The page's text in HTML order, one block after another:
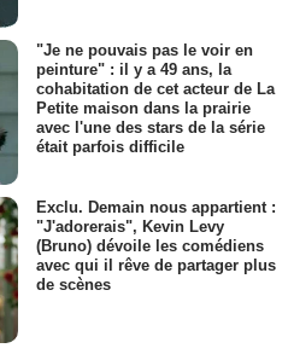
"Je ne pouvais pas le voir en
peinture" : il y a 49 ans, la
cohabitation de cet acteur de La
Petite maison dans la prairie
avec l'une des stars de la série
était parfois difficile
Exclu. Demain nous appartient :
"J'adorerais", Kevin Levy
(Bruno) dévoile les comédiens
avec qui il rêve de partager plus
de scènes